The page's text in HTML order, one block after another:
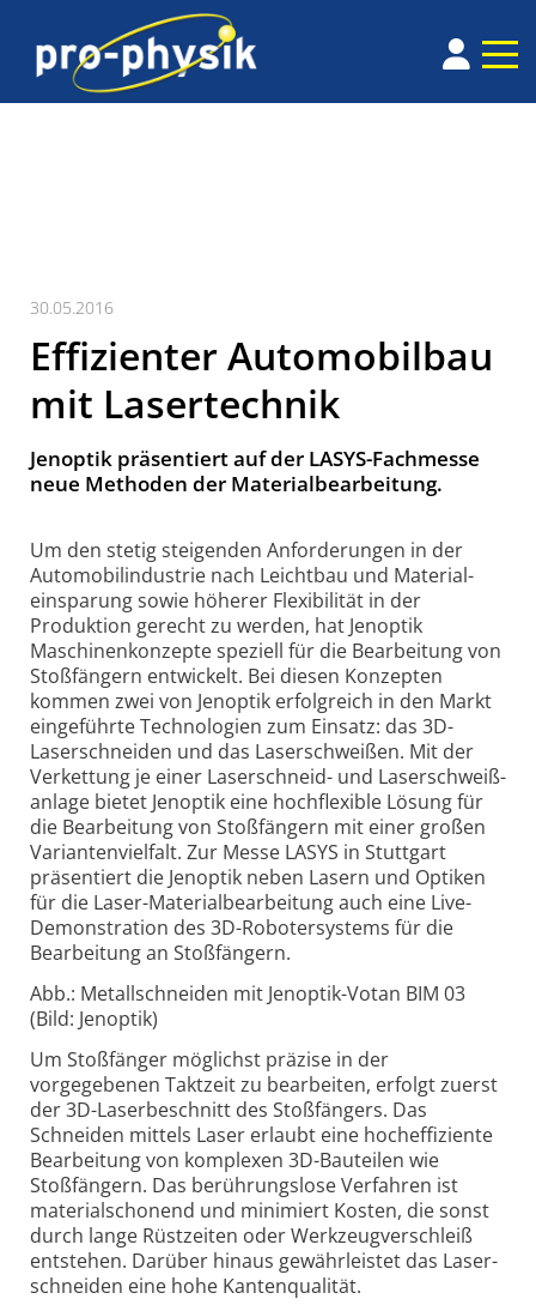
30.05.2016
Effizienter Automobilbau
mit Lasertechnik
Jenoptik präsentiert auf der LASYS-Fachmesse
neue Methoden der Materialbearbeitung.
Um den stetig steigenden Anforderungen in der
Automobil­industrie nach Leichtbau und Material­
einsparung sowie höherer Flexibilität in der
Produktion gerecht zu werden, hat Jenoptik
Maschinen­konzepte speziell für die Bearbeitung von
Stoß­fängern entwickelt. Bei diesen Konzepten
kommen zwei von Jenoptik erfolgreich in den Markt
eingeführte Technologien zum Einsatz: das 3D-
Laser­schneiden und das Laser­schweißen. Mit der
Verkettung je einer Laser­schneid- und Laser­schweiß­
anlage bietet Jenoptik eine hoch­flexible Lösung für
die Bearbeitung von Stoß­fängern mit einer großen
Varianten­vielfalt. Zur Messe LASYS in Stuttgart
präsentiert die Jenoptik neben Lasern und Optiken
für die Laser-Material­bearbeitung auch eine Live-
Demonstration des 3D-Roboter­systems für die
Bearbeitung an Stoßfängern.
Abb.: Metallschneiden mit Jenoptik-Votan BIM 03
(Bild: Jenoptik)
Um Stoßfänger möglichst präzise in der
vorgegebenen Taktzeit zu bearbeiten, erfolgt zuerst
der 3D-Laser­beschnitt des Stoßfängers. Das
Schneiden mittels Laser erlaubt eine hoch­effiziente
Bearbeitung von komplexen 3D-Bauteilen wie
Stoßfängern. Das berührungs­lose Verfahren ist
material­schonend und minimiert Kosten, die sonst
durch lange Rüst­zeiten oder Werkzeug­verschleiß
entstehen. Darüber hinaus gewährleistet das Laser­
schneiden eine hohe Kanten­qualität.